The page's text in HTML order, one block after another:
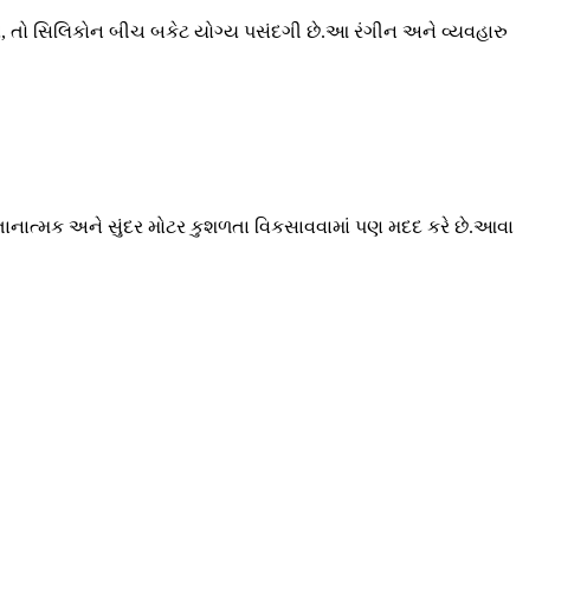
તો સિલિકોન બીચ બકેટ યોગ્ય પસંદગી છે.આ રંગીન અને વ્યવહારુ
અને સુંદર મોટર કુશળતા વિકસાવવામાં પણ મદદ કરે છે.આવા